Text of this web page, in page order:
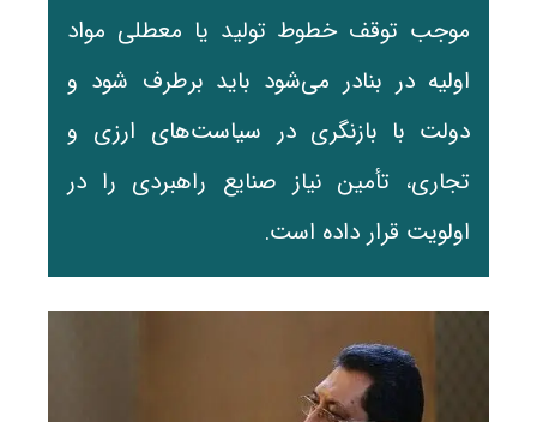
موجب توقف خطوط تولید یا معطلی مواد
اولیه در بنادر می‌شود باید برطرف شود و
دولت با بازنگری در سیاست‌های ارزی و
تجاری، تأمین نیاز صنایع راهبردی را در
اولویت قرار داده است.